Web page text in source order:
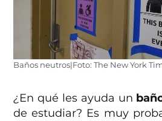
Baños neutros|Foto: The New York
¿ En qué les ayuda un
de estudiar? Es muy